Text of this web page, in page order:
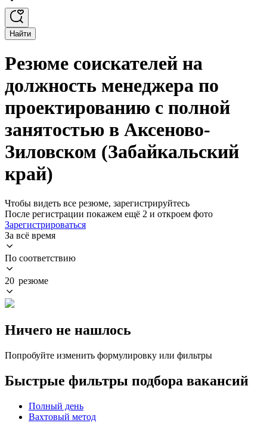
Найти
Резюме соискателей на
должность менеджера по
проектированию с полной
занятостью в Аксеново-
Зиловском (Забайкальский
край)
Чтобы видеть все резюме, зарегистрируйтесь
После регистрации покажем ещё 2 и откроем фото
Зарегистрироваться
За всё время
По соответствию
20 резюме
Ничего не нашлось
Попробуйте изменить формулировку или фильтры
Быстрые фильтры подбора вакансий
Полный день
Вахтовый метод